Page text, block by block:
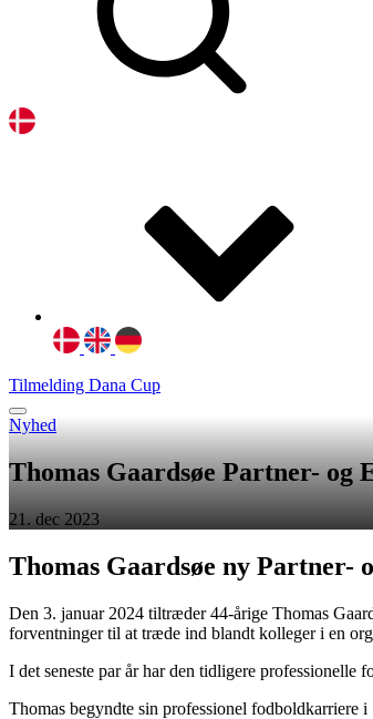
Tilmelding Dana Cup
Nyhed
Thomas Gaardsøe Partner- og
21. dec 2023
Thomas Gaardsøe ny Partner-
Den 3. januar 2024 tiltræder 44-årige Thomas
forventninger til at træde ind blandt kolleger i en
I det seneste par år har den tidligere
Thomas begyndte sin professionel